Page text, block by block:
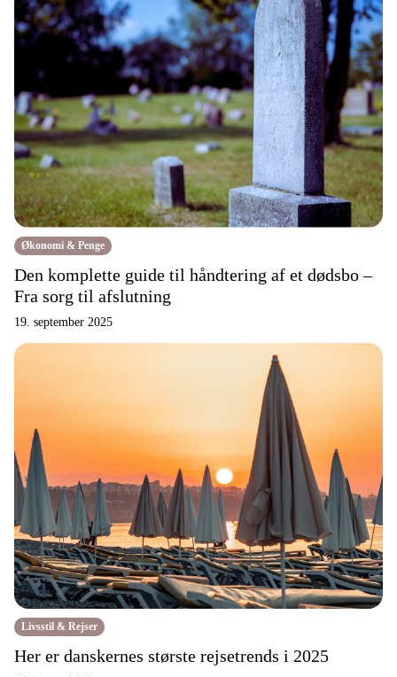
Økonomi & Penge
Den komplette guide til håndtering af et dødsbo –
Fra sorg til afslutning
19. september 2025
Livsstil & Rejser
Her er danskernes største rejsetrends i 2025